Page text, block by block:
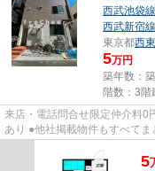
西武池袋線
西武新宿線
東京都西
5万円
築年数：
階数：3階
来店・電話問合せ限定仲介料
あり ●他社掲載物件もすべて
5